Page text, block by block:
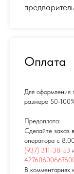
Оплата
Для оформления
размере 50-
Предоплата:
Сделайте заказ
оператора с
(937) 311-38-53
В комментариях